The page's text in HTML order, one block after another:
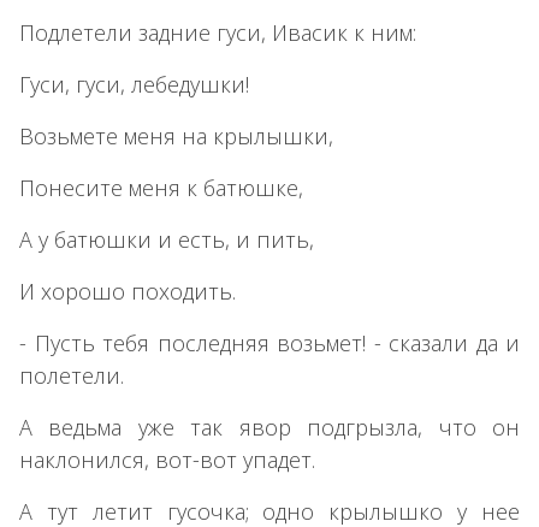
Подлетели задние гуси, Ивасик к ним:
Гуси, гуси, лебедушки!
Возьмете меня на крылышки,
Понесите меня к батюшке,
А у батюшки и есть, и пить,
И хорошо походить.
- Пусть тебя последняя возьмет! - сказали да и
полетели.
А ведьма уже так явор подгрызла, что он
наклонился, вот-вот упадет.
А тут летит гусочка; одно крылышко у нее